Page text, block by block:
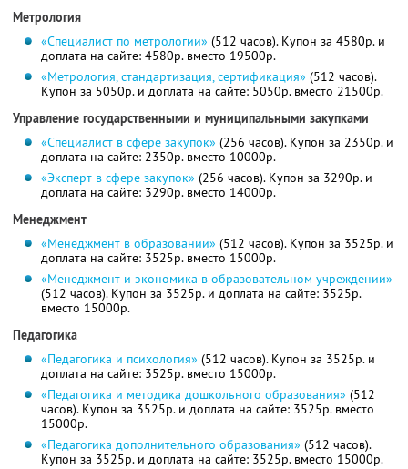
Метрология
«Специалист по метрологии» (512 часов). Купон за 4580р. и
доплата на сайте: 4580р. вместо 19500р.
«Метрология, стандартизация, сертификация» (512 часов).
Купон за 5050р. и доплата на сайте: 5050р. вместо 21500р.
Управление государственными и муниципальными закупками
«Специалист в сфере закупок» (256 часов). Купон за 2350р. и
доплата на сайте: 2350р. вместо 10000р.
«Эксперт в сфере закупок» (256 часов). Купон за 3290р. и
доплата на сайте: 3290р. вместо 14000р.
Менеджмент
«Менеджмент в образовании» (512 часов). Купон за 3525р. и
доплата на сайте: 3525р. вместо 15000р.
«Менеджмент и экономика в образовательном учреждении»
(512 часов). Купон за 3525р. и доплата на сайте: 3525р.
вместо 15000р.
Педагогика
«Педагогика и психология» (512 часов). Купон за 3525р. и
доплата на сайте: 3525р. вместо 15000р.
«Педагогика и методика дошкольного образования» (512
часов). Купон за 3525р. и доплата на сайте: 3525р. вместо
15000р.
«Педагогика дополнительного образования» (512 часов).
Купон за 3525р. и доплата на сайте: 3525р. вместо 15000р.